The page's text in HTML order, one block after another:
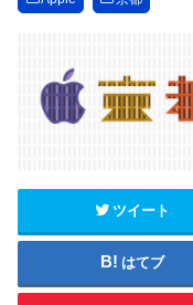
ツイート
はてブ